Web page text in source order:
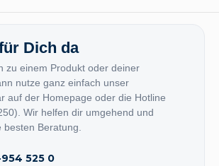
Dich da
zu einem Produkt oder deiner
nutze ganz einfach unser
auf der Homepage oder die Hotline
Wir helfen dir umgehend und
Beratung.
525 0